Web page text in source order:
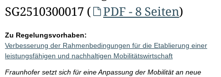
SG2510300017 (
PDF - 8 Seiten)
Zu Regelungsvorhaben:
Verbesserung der Rahmenbedingungen für die Etablierung einer
leistungsfähigen und nachhaltigen Mobilitätswirtschaft
Fraunhofer setzt sich für eine Anpassung der Mobilität an neue